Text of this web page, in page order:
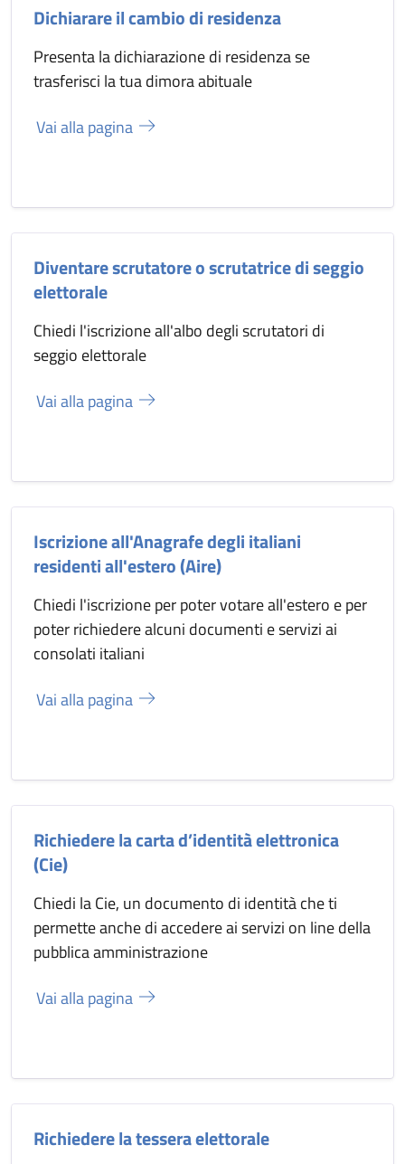
Dichiarare il cambio di residenza
Presenta la dichiarazione di residenza se
trasferisci la tua dimora abituale
Vai alla pagina
Diventare scrutatore o scrutatrice di seggio
elettorale
Chiedi l'iscrizione all'albo degli scrutatori di
seggio elettorale
Vai alla pagina
Iscrizione all'Anagrafe degli italiani
residenti all'estero (Aire)
Chiedi l'iscrizione per poter votare all'estero e per
poter richiedere alcuni documenti e servizi ai
consolati italiani
Vai alla pagina
Richiedere la carta d’identità elettronica
(Cie)
Chiedi la Cie, un documento di identità che ti
permette anche di accedere ai servizi on line della
pubblica amministrazione
Vai alla pagina
Richiedere la tessera elettorale